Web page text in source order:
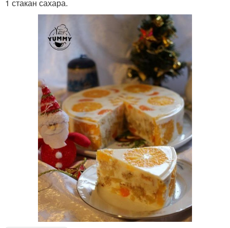
1 стакан сахара.